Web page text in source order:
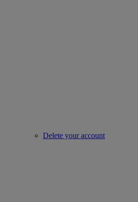
Delete your account